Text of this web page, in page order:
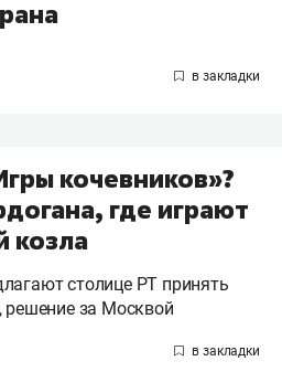
кочевников»?
где играют
козла
столице РТ принять
решение за Москвой